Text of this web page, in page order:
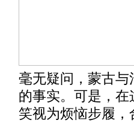
毫无疑问，蒙古
的事实。可是，
笑视为烦恼步履